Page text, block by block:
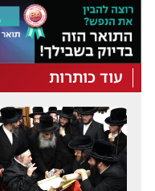
עוד כותרות